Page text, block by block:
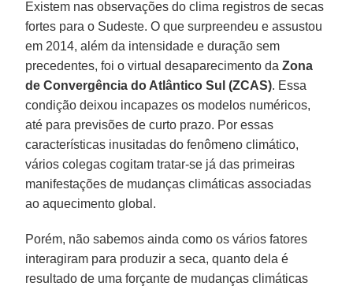
Existem nas observações do clima registros de secas
fortes para o Sudeste. O que surpreendeu e assustou
em 2014, além da intensidade e duração sem
precedentes, foi o virtual desaparecimento daZona
de Convergência do Atlântico Sul (ZCAS). Essa
condição deixou incapazes os modelos numéricos,
até para previsões de curto prazo. Por essas
características inusitadas do fenômeno climático,
vários colegas cogitam tratar-se já das primeiras
manifestações de mudanças climáticas associadas
ao aquecimento global.
Porém, não sabemos ainda como os vários fatores
interagiram para produzir a seca, quanto dela é
resultado de uma forçante de mudanças climáticas